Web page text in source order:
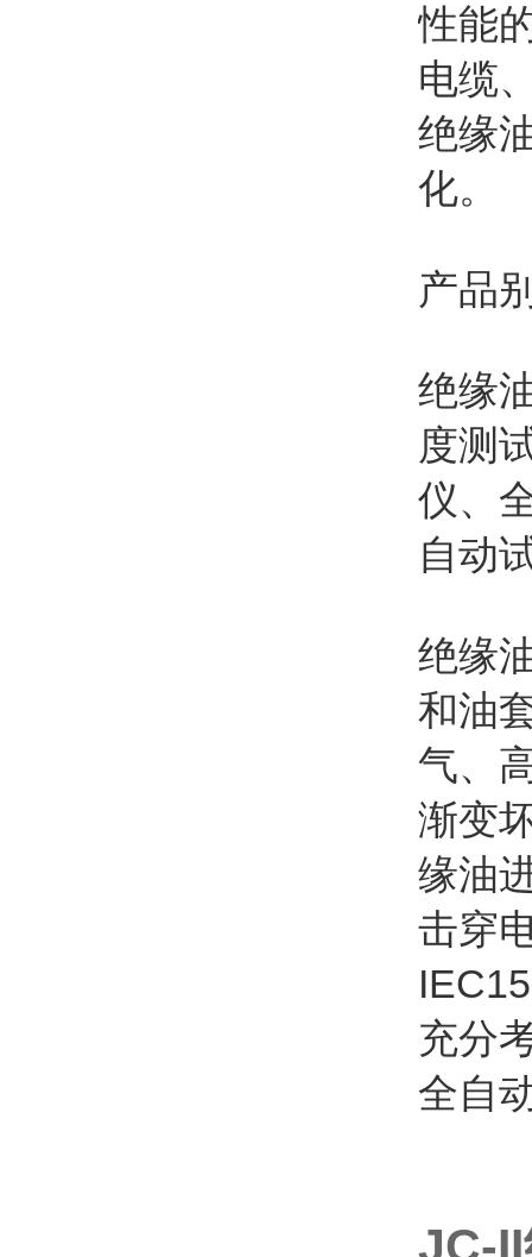
性能
电缆
绝缘
化。
产品
绝缘
度测
仪、
自动
绝缘
和油
气、
渐变
缘油
击穿
充分
全自